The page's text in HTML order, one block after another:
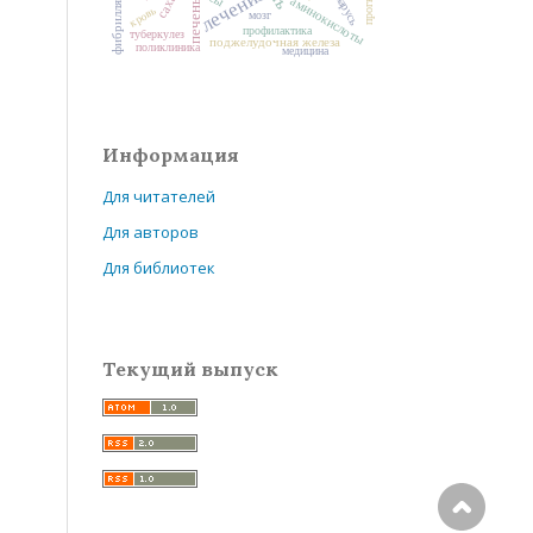
печень аминокислоты
поджелудочная железа
профилактика
туберкулез
мозг
поликлиника
кровь
медицина
Информация
Для читателей
Для авторов
Для библиотек
Текущий выпуск